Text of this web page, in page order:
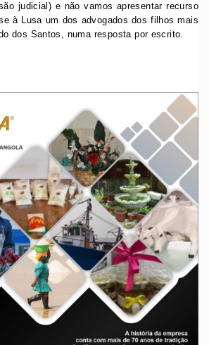
judicial) e não vamos apresentar recurso
à Lusa um dos advogados dos filhos mais
dos Santos, numa resposta por escrito.